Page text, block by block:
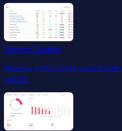
Prompt Tracking
Misura e ottimizza la visibilità del
nell'IA.